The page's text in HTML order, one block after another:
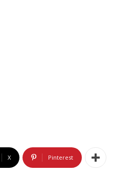
X Pinterest